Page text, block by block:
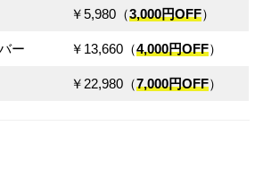
￥5,980（3,000円OFF）
ー ￥13,660（4,000円OFF）
￥22,980（7,000円OFF）